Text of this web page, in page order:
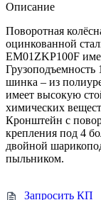
Описание
Поворотная
оцинкованной
EM01ZKP100F
Грузоподъемность
шинка – из
имеет высокую
химических
Кронштейн с
крепления под 4
двойной
пыльником.
Запросить КП